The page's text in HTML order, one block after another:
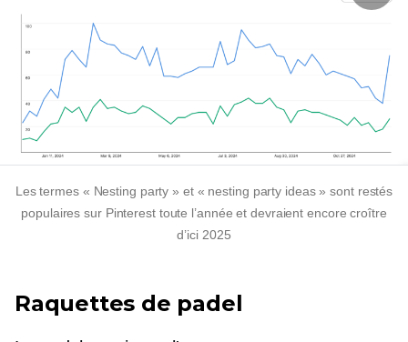
Les termes « Nesting party » et « nesting party ideas » sont restés
populaires sur Pinterest toute l’année et devraient encore croître
d’ici 2025
Raquettes de padel